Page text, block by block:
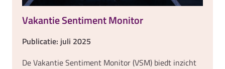
Vakantie Sentiment Monitor
Publicatie: juli 2025
De Vakantie Sentiment Monitor (VSM) biedt inzicht